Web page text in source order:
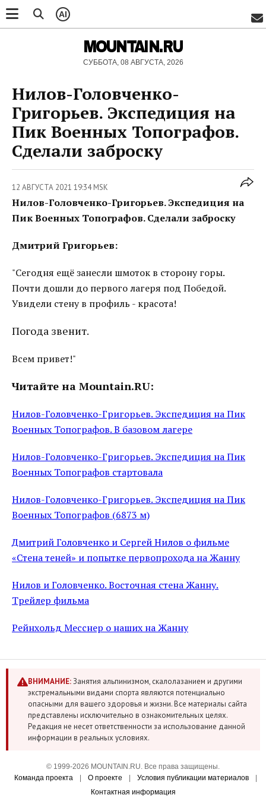
AI
MOUNTAIN.RU
СУББОТА, 08 АВГУСТА, 2026
Нилов-Головченко-
Григорьев. Экспедиция на
Пик Военных Топографов.
Сделали заброску
12 АВГУСТА 2021 19:34 MSK
Нилов-Головченко-Григорьев. Экспедиция на
Пик Военных Топографов. Сделали заброску
Дмитрий Григорьев:
"Сегодня ещё занесли шмоток в сторону горы.
Почти дошли до первого лагеря под Победой.
Увидели стену в профиль - красота!
Погода звенит.
Всем привет!"
Читайте на Mountain.RU:
Нилов-Головченко-Григорьев. Экспедиция на Пик
Военных Топографов. В базовом лагере
Нилов-Головченко-Григорьев. Экспедиция на Пик
Военных Топографов стартовала
Нилов-Головченко-Григорьев. Экспедиция на Пик
Военных Топографов (6873 м)
Дмитрий Головченко и Сергей Нилов о фильме
«Стена теней» и попытке первопрохода на Жанну
Нилов и Головченко. Восточная стена Жанну.
Трейлер фильма
Рейнхольд Месснер о наших на Жанну
ВНИМАНИЕ:Занятия альпинизмом, скалолазанием и другими
экстремальными видами спорта являются потенциально
опасными для вашего здоровья и жизни. Все материалы сайта
представлены исключительно в ознакомительных целях.
Редакция не несет ответственности за использование данной
информации в реальных условиях.
© 1999-2026 MOUNTAIN.RU. Все права защищены.
Команда проекта
О проекте Условия публикации материалов
Контактная информация